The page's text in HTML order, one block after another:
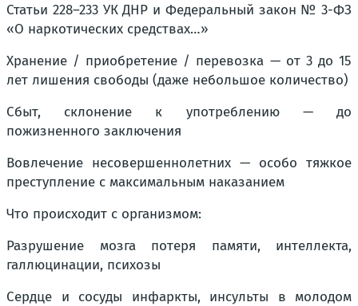
Статьи 228–233 УК ДНР и Федеральный закон № 3-ФЗ
«О наркотических средствах…»
Хранение / приобретение / перевозка — от 3 до 15
лет лишения свободы (даже небольшое количество)
Сбыт, склонение к употреблению — до
пожизненного заключения
Вовлечение несовершеннолетних — особо тяжкое
преступление с максимальным наказанием
Что происходит с организмом:
Разрушение мозга потеря памяти, интеллекта,
галлюцинации, психозы
Сердце и сосуды инфаркты, инсульты в молодом